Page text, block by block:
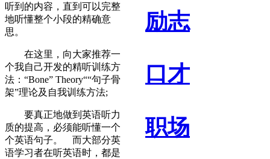
励志
口才
职场
听到的内容，直到可以完整
地听懂整个小段的精确意
思。
在这里，向大家推荐一
个我自己开发的精听训练方
法：“Bone” Theory““句子骨
架”理论及自我训练方法;
要真正地做到英语听力
质的提高，必须能听懂一个
个英语句子。 而大部分英
语学习者在听英语时，都是